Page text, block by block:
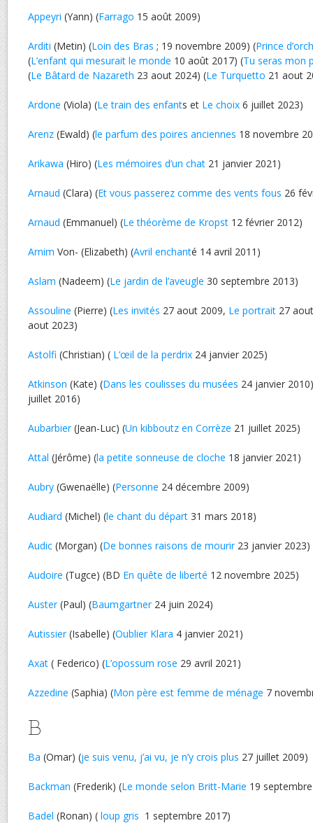
Appeyri (Yann) (Farrago 15 août 2009)
Arditi (Metin) (Loin des Bras ; 19 novembre 2009) (Prince
(L’enfant qui mesurait le monde 10 août 2017) (Tu seras mon
(Le Bâtard de Nazareth 23 aout 2024) (Le Turquetto 21 aout
Ardone (Viola) (Le train des enfants et Le choix 6 juillet 2023)
Arenz (Ewald) (le parfum des poires anciennes 18 novembre
Arikawa (Hiro) (Les mémoires d’un chat 21 janvier 2021)
Arnaud (Clara) (Et vous passerez comme des vents fous 26
Arnaud (Emmanuel) (Le théorème de Kropst 12 février 2012)
Arnim Von- (Elizabeth) (Avril enchanté 14 avril 2011)
Aslam (Nadeem) (Le jardin de l’aveugle 30 septembre 2013)
Assouline (Pierre) (Les invités 27 aout 2009, Le portrait 27
aout 2023)
Astolfi (Christian) ( L’œil de la perdrix 24 janvier 2025)
Atkinson (Kate) (Dans les coulisses du musées 24 janvier
juillet 2016)
Aubarbier(Jean-Luc) (Un kibboutz en Corrèze 21 juillet 2025)
Attal (Jérôme) (la petite sonneuse de cloche 18 janvier 2021)
Aubry (Gwenaëlle) (Personne 24 décembre 2009)
Audiard (Michel) (le chant du départ 31 mars 2018)
Audic (Morgan) (De bonnes raisons de mourir23 janvier 2023)
Audoire (Tugce) (BD En quête de liberté 12 novembre 2025)
Auster(Paul) (Baumgartner24 juin 2024)
Autissier(Isabelle) (Oublier Klara 4 janvier 2021)
Axat ( Federico) (L’opossum rose 29 avril 2021)
Azzedine (Saphia) (Mon père est femme de ménage 7
B
Ba (Omar) (je suis venu, j’ai vu, je n’y crois plus 27 juillet 2009)
Backman (Frederik) (Le monde selon Britt-Marie 19
Badel (Ronan) ( loup gris 1 septembre 2017)